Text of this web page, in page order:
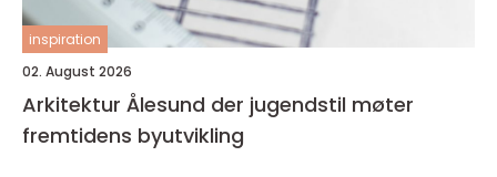
inspiration
02. August 2026
Arkitektur Ålesund der jugendstil møter
fremtidens byutvikling